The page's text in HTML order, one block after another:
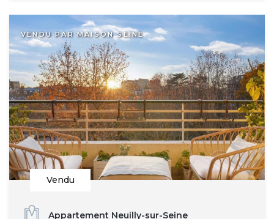
VENDU PAR MAISON SEINE
Vendu
Appartement Neuilly-sur-Seine